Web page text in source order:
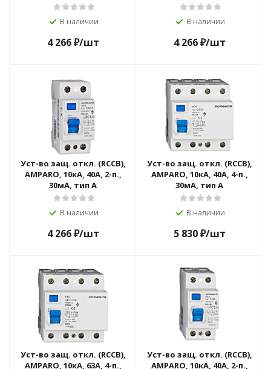
В наличии
4 266₽/шт
В наличии
4 266₽/шт
Уст-во защ. откл. (RCCB),
AMPARO, 10кА, 40А, 2-п.,
30мА, тип A
В наличии
4 266₽/шт
Уст-во защ. откл. (RCCB),
AMPARO, 10кА, 40А, 4-п.,
30мА, тип A
В наличии
5 830₽/шт
Уст-во защ. откл. (RCCB),
AMPARO, 10кА, 63А, 4-п.,
Уст-во защ. откл. (RCCB),
AMPARO, 10кА, 40А, 2-п.,